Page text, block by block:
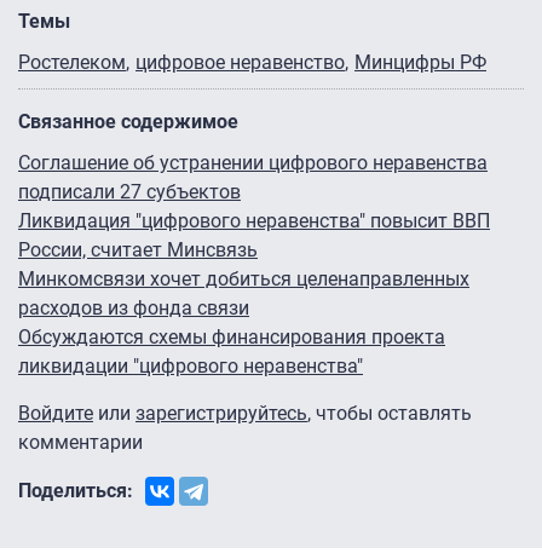
Темы
Ростелеком цифровое неравенство Минцифры РФ
Связанное содержимое
Соглашение об устранении цифрового неравенства
подписали 27 субъектов
Ликвидация "цифрового неравенства" повысит ВВП
России, считает Минсвязь
Минкомсвязи хочет добиться целенаправленных
расходов из фонда связи
Обсуждаются схемы финансирования проекта
ликвидации "цифрового неравенства"
Войдите или зарегистрируйтесь, чтобы оставлять
комментарии
Поделиться: